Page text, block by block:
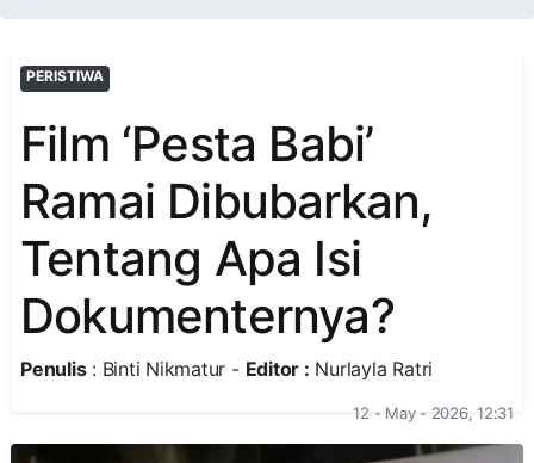
PERISTIWA
Film ‘Pesta Babi’
Ramai Dibubarkan,
Tentang Apa Isi
Dokumenternya?
Penulis: Binti Nikmatur - Editor : Nurlayla Ratri
12 - May - 2026, 12:31